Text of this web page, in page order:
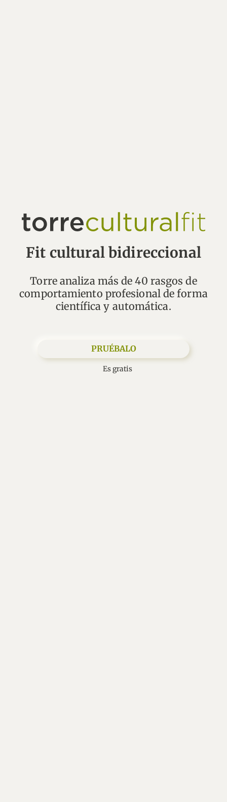
Fit cultural bidireccional
Torre analiza más de 40 rasgos de
comportamiento profesional de forma
PRUÉBALO
Es gratis